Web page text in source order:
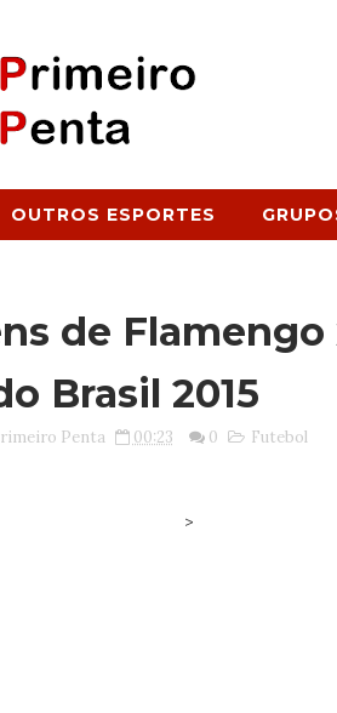
OUTROS ESPORTES
de Flamengo
Brasil 2015
Penta 00:23 0 Futebol
>